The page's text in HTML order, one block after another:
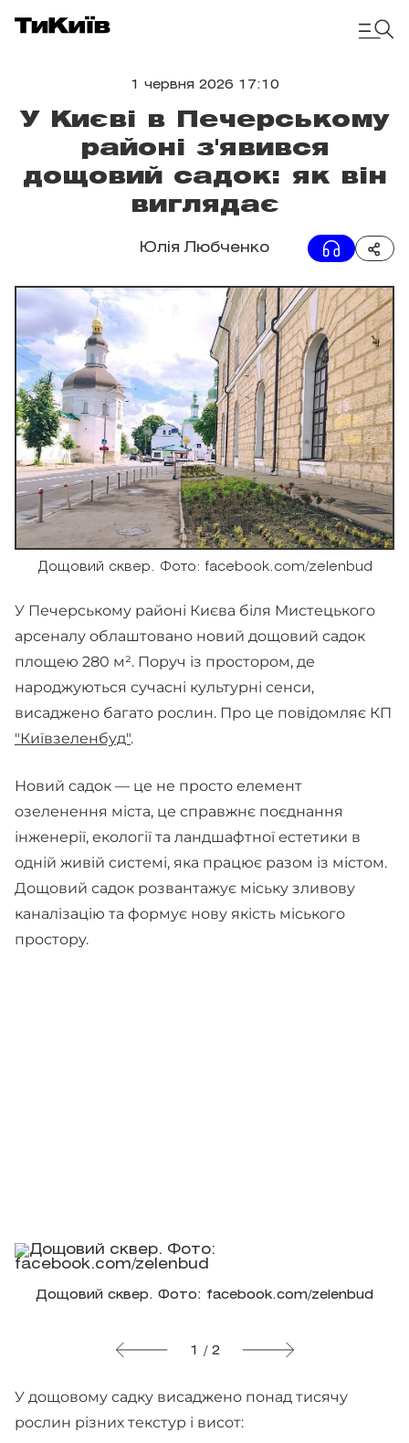
1 червня 2026 17:10
У Києві в Печерському
районі з'явився
дощовий садок: як він
виглядає
Юлія Любченко
Дощовий сквер. Фото: facebook.com/zelenbud
У Печерському районі Києва біля Мистецького
арсеналу облаштовано новий дощовий садок
площею 280 м². Поруч із простором, де
народжуються сучасні культурні сенси,
висаджено багато рослин. Про це повідомляє КП
"Київзеленбуд".
Новий садок — це не просто елемент
озеленення міста, це справжнє поєднання
інженерії, екології та ландшафтної естетики в
одній живій системі, яка працює разом із містом.
Дощовий садок розвантажує міську зливову
каналізацію та формує нову якість міського
простору.
Дощовий сквер. Фото: facebook.com/zelenbud
1 / 2
У дощовому садку висаджено понад тисячу
рослин різних текстур і висот: